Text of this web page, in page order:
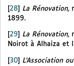
[28] La Rénovation,
1899.
29 La Rénovation,
Noirot à Alhaiza et
[30] L’Association